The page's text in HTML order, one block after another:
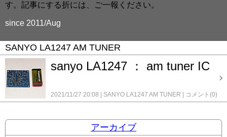
す。記事にする折には、ご一報ください。
since 2011/Aug
SANYO LA1247 AM TUNER
sanyo LA1247 ： am tuner IC
2021/11/27 20:08 SANYO LA1247 AM TUNER コメント(0)
アーカイブ